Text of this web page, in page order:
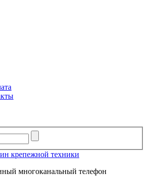
многоканальный телефон